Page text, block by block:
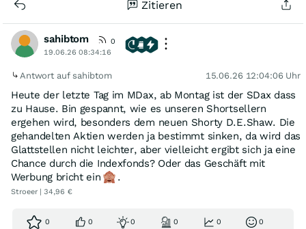
Zitieren
sahibtom
0
19.06.26 08:34:16
Antwort auf sahibtom 15.06.26 12:04:06 Uhr
Heute der letzte Tag im MDax, ab Montag ist der SDax dass
zu Hause. Bin gespannt, wie es unseren Shortsellern
ergehen wird, besonders dem neuen Shorty D.E.Shaw. Die
gehandelten Aktien werden ja bestimmt sinken, da wird das
Glattstellen nicht leichter, aber vielleicht ergibt sich ja eine
Chance durch die Indexfonds? Oder das Geschäft mit
Werbung bricht ein
.
Stroeer | 34,96 €
0 0 0 0 0 0